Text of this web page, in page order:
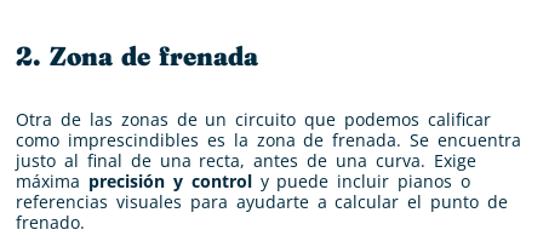
2. Zona de frenada
Otra de las zonas de un circuito que podemos calificar
como imprescindibles es la zona de frenada. Se encuentra
justo al final de una recta, antes de una curva. Exige
máxima precisión y controly puede incluir pianos o
referencias visuales para ayudarte a calcular el punto de
frenado.